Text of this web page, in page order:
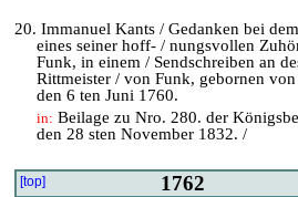
20. Immanuel Kants / Gedanken bei
eines seiner hoff- / nungsvollen
Funk, in einem / Sendschreiben an
Rittmeister / von Funk, gebornen
den 6 ten Juni 1760.
in: Beilage zu Nro. 280. der
den 28 sten November 1832. /
[top] 1762